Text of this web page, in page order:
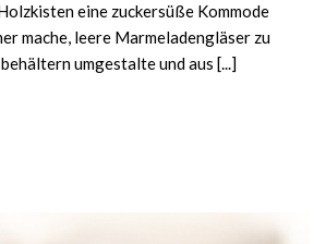
eine zuckersüße Kommode
mache, leere Marmeladengläser zu
umgestalte und aus [...]